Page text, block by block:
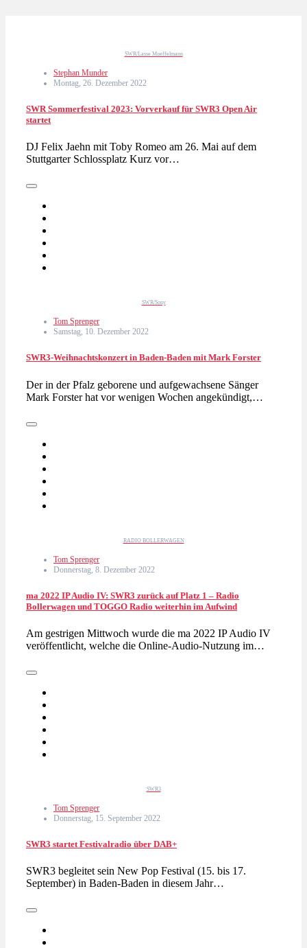
SWR/Lasse Mueffelmann
Stephan Munder
Montag, 26. Dezember 2022
SWR Sommerfestival 2023: Vorverkauf für SWR3 Open Air
startet
DJ Felix Jaehn mit Toby Romeo am 26. Mai auf dem
Stuttgarter Schlossplatz Kurz vor…
SWR/Sony
Tom Sprenger
Samstag, 10. Dezember 2022
SWR3-Weihnachtskonzert in Baden-Baden mit Mark Forster
Der in der Pfalz geborene und aufgewachsene Sänger
Mark Forster hat vor wenigen Wochen angekündigt,…
RADIO BOLLERWAGEN
Tom Sprenger
Donnerstag, 8. Dezember 2022
ma 2022 IP Audio IV: SWR3 zurück auf Platz 1 – Radio
Bollerwagen und TOGGO Radio weiterhin im Aufwind
Am gestrigen Mittwoch wurde die ma 2022 IP Audio IV
veröffentlicht, welche die Online-Audio-Nutzung im…
SWR3
Tom Sprenger
Donnerstag, 15. September 2022
SWR3 startet Festivalradio über DAB+
SWR3 begleitet sein New Pop Festival (15. bis 17.
September) in Baden-Baden in diesem Jahr…